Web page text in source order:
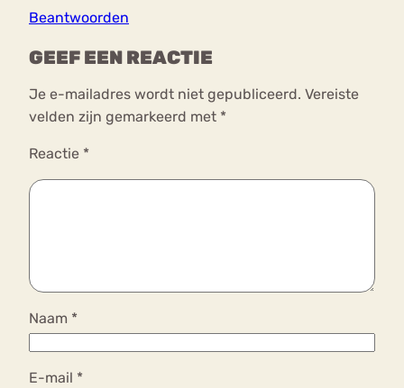
Beantwoorden
GEEF EEN REACTIE
Je e-mailadres wordt niet gepubliceerd. Vereiste
velden zijn gemarkeerd met *
Reactie *
Naam *
E-mail *